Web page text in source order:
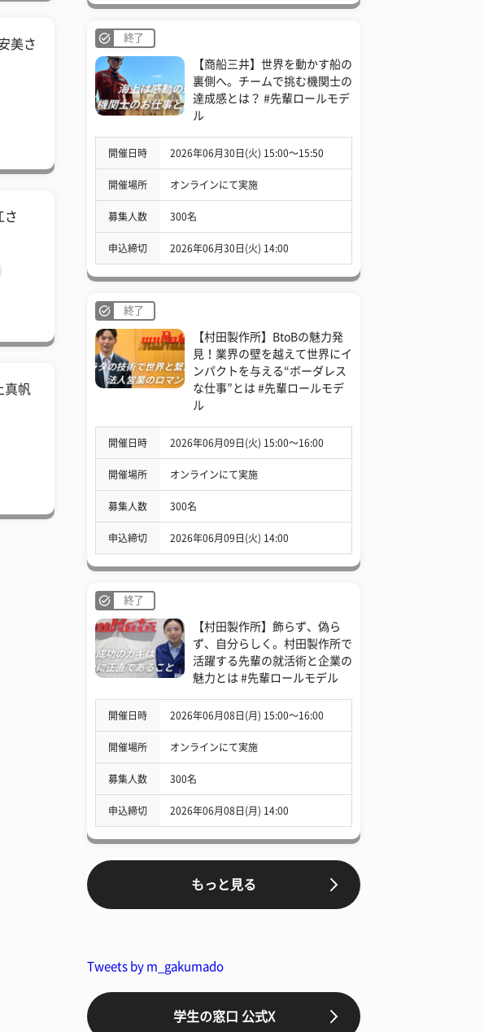
美さ
さ
真帆
終了
【商船三井】世界を動かす船の
裏側へ。チームで挑む機関士の
達成感とは？ #先輩ロールモデ
ル
開催日時 2026年06月30日(火) 15:00〜15:50
開催場所 オンラインにて実施
募集人数 300名
申込締切 2026年06月30日(火) 14:00
終了
【村田製作所】BtoBの魅力発
見！業界の壁を越えて世界にイ
ンパクトを与える“ボーダレス
な仕事”とは #先輩ロールモデ
ル
開催日時 2026年06月09日(火) 15:00〜16:00
開催場所 オンラインにて実施
募集人数 300名
申込締切 2026年06月09日(火) 14:00
終了
【村田製作所】飾らず、偽ら
ず、自分らしく。村田製作所で
活躍する先輩の就活術と企業の
魅力とは #先輩ロールモデル
開催日時 2026年06月08日(月) 15:00〜16:00
開催場所 オンラインにて実施
募集人数 300名
申込締切 2026年06月08日(月) 14:00
もっと見る
Tweets by m_gakumado
学生の窓口 公式X